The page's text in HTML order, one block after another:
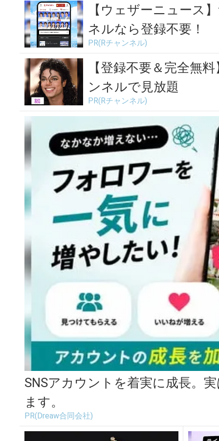
しいアク...
が...
【ウェザーニュース
ネルなら登録不要！
PR(Rチャンネル)
【登録不要＆完全無
ンネルで見放題
PR(Rチャンネル)
SNSアカウントを着実に成長。
ます。
PR(Dreaw合同会社)